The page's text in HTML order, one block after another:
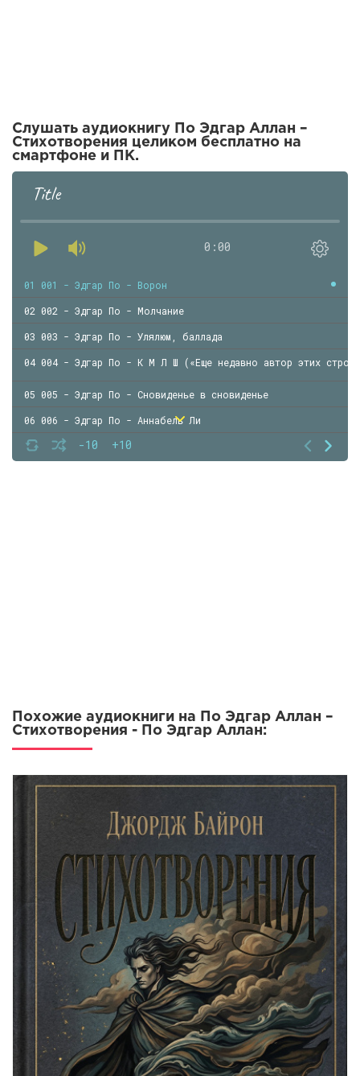
Слушать аудиокнигу По Эдгар Аллан –
Стихотворения целиком бесплатно на
смартфоне и ПК.
Title
0:00
-10 +10
01 001 - Эдгар По - Ворон
02 002 - Эдгар По - Молчание
03 003 - Эдгар По - Улялюм, баллада
04 004 - Эдгар По - К М Л Ш («Еще недавно автор этих
05 005 - Эдгар По - Сновиденье в сновиденье
06 006 - Эдгар По - Аннабель Ли
07 007 - Эдгар По - «Счастливый день»
Похожие аудиокниги на По Эдгар Аллан –
Стихотворения - По Эдгар Аллан: